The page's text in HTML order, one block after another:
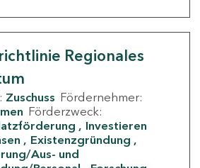
Regionales
Zuschuss Fördernehmer:
Förderzweck:
Investieren
Existenzgründung
Aus- und